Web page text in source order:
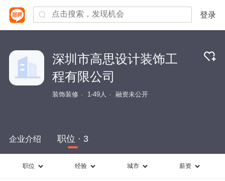
登录
深圳市高思设计装饰工
程有限公司
装饰装修 1-49人 融资未公开
企业介绍 职位 · 3
职位 经验 城市 薪资